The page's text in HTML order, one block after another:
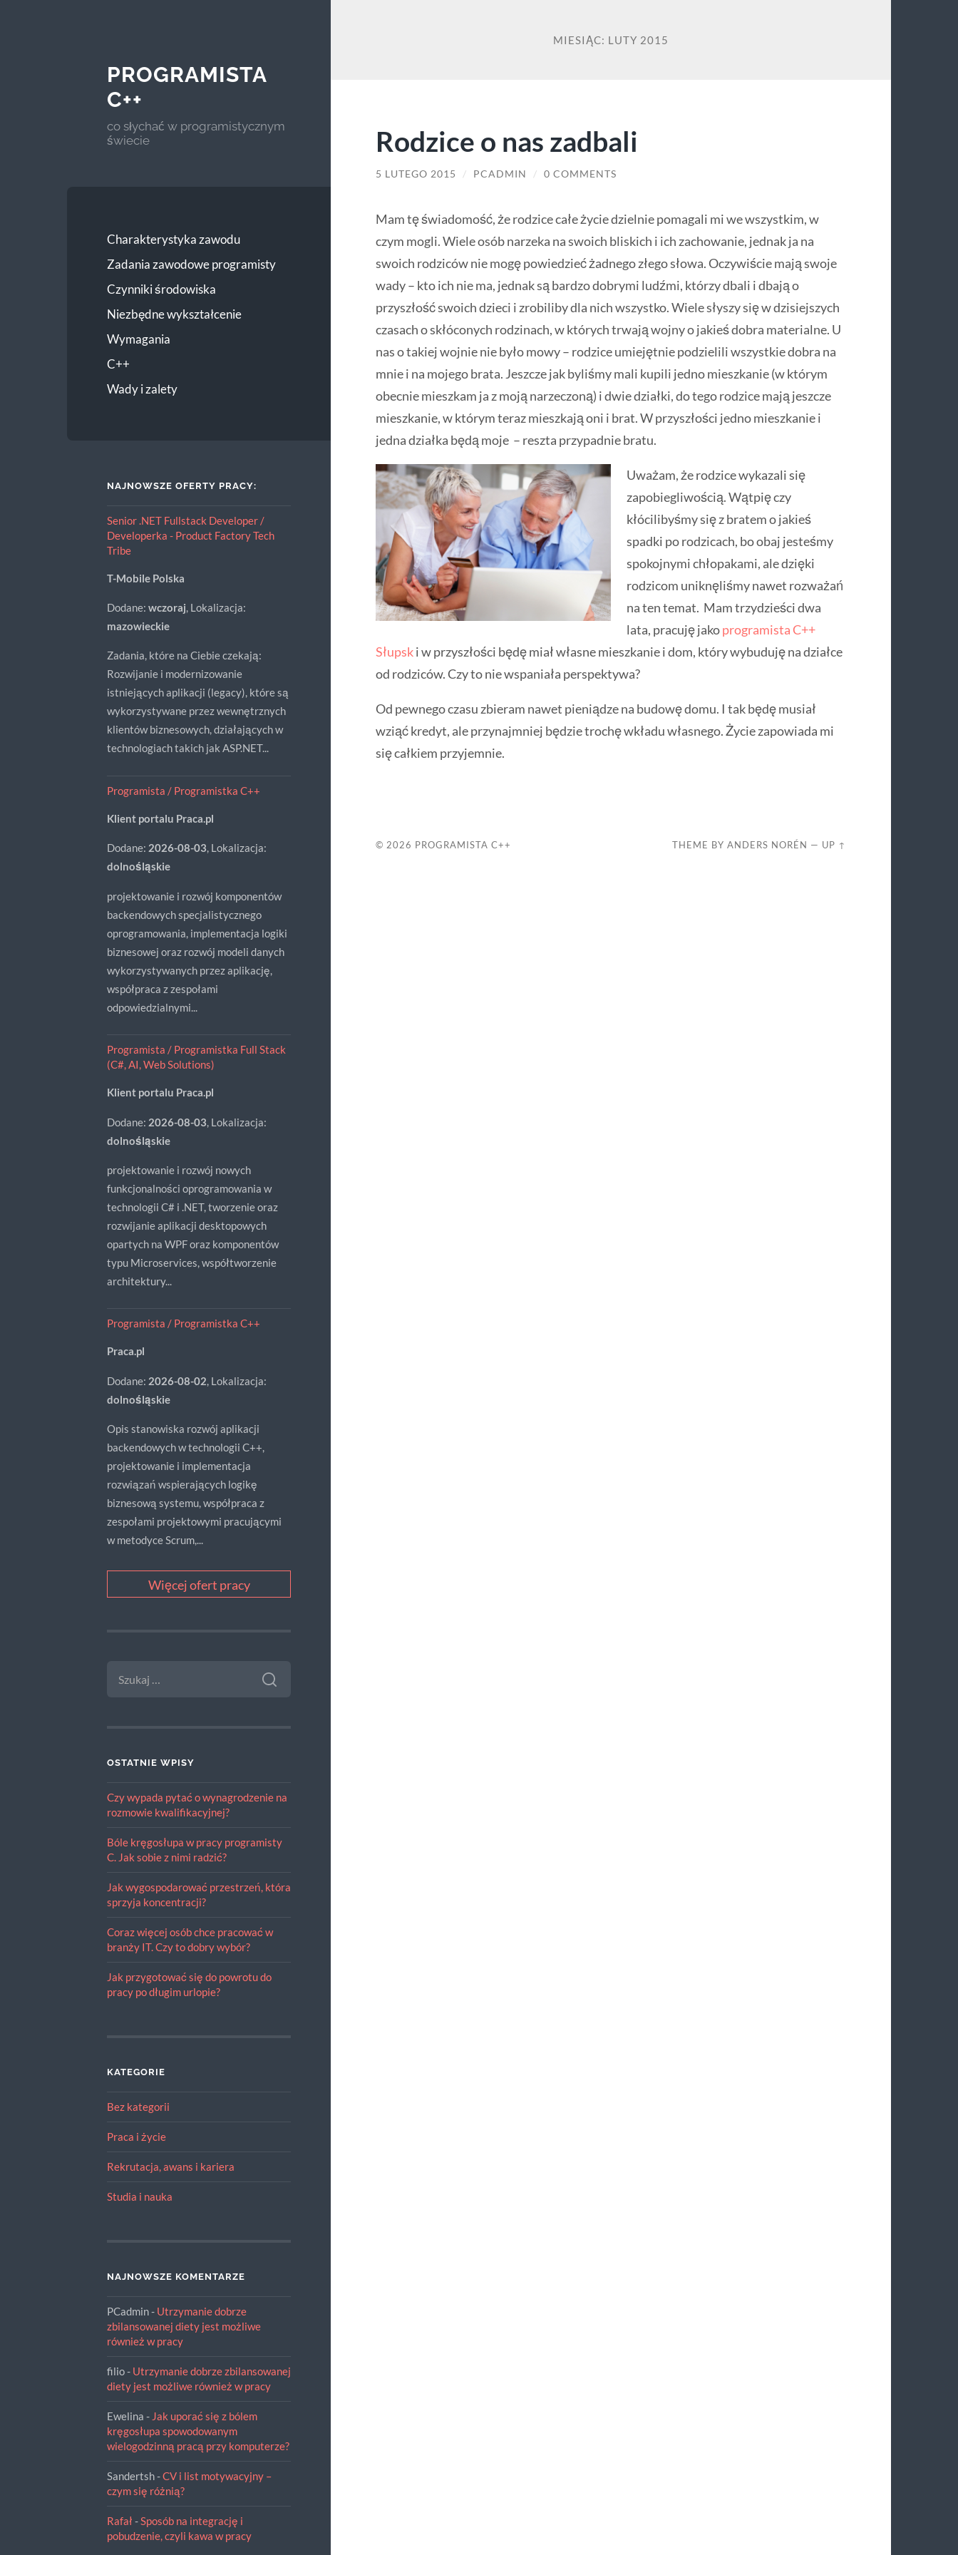
PROGRAMISTA
C++
co słychać w programistycznym
świecie
Charakterystyka zawodu
Zadania zawodowe programisty
Czynniki środowiska
Niezbędne wykształcenie
Wymagania
C++
Wady i zalety
NAJNOWSZE OFERTY PRACY:
Senior .NET Fullstack Developer /
Developerka - Product Factory Tech
Tribe
T-Mobile Polska
Dodane: wczoraj, Lokalizacja:
mazowieckie
Zadania, które na Ciebie czekają:
Rozwijanie i modernizowanie
istniejących aplikacji (legacy), które są
wykorzystywane przez wewnętrznych
klientów biznesowych, działających w
technologiach takich jak ASP.NET...
Programista / Programistka C++
Klient portalu Praca.pl
Dodane: 2026-08-03, Lokalizacja:
dolnośląskie
projektowanie i rozwój komponentów
backendowych specjalistycznego
oprogramowania, implementacja logiki
biznesowej oraz rozwój modeli danych
wykorzystywanych przez aplikację,
współpraca z zespołami
odpowiedzialnymi...
Programista / Programistka Full Stack
(C#, AI, Web Solutions)
Klient portalu Praca.pl
Dodane: 2026-08-03 , Lokalizacja:
dolnośląskie
projektowanie i rozwój nowych
funkcjonalności oprogramowania w
technologii C# i .NET, tworzenie oraz
rozwijanie aplikacji desktopowych
opartych na WPF oraz komponentów
typu Microservices, współtworzenie
architektury...
Programista / Programistka C++
Praca.pl
Dodane: 2026-08-02, Lokalizacja:
dolnośląskie
Opis stanowiska rozwój aplikacji
backendowych w technologii C++,
projektowanie i implementacja
rozwiązań wspierających logikę
biznesową systemu, współpraca z
zespołami projektowymi pracującymi
w metodyce Scrum,...
Więcej ofert pracy
OSTATNIE WPISY
Czy wypada pytać o wynagrodzenie na
rozmowie kwalifikacyjnej?
Bóle kręgosłupa w pracy programisty
C. Jak sobie z nimi radzić?
Jak wygospodarować przestrzeń, która
sprzyja koncentracji?
Coraz więcej osób chce pracować w
branży IT. Czy to dobry wybór?
Jak przygotować się do powrotu do
pracy po długim urlopie?
KATEGORIE
Bez kategorii
Praca i życie
Rekrutacja, awans i kariera
Studia i nauka
NAJNOWSZE KOMENTARZE
PCadmin- Utrzymanie dobrze
zbilansowanej diety jest możliwe
również w pracy
filio- Utrzymanie dobrze zbilansowanej
diety jest możliwe również w pracy
Ewelina - Jak uporać się z bólem
kręgosłupa spowodowanym
wielogodzinną pracą przy komputerze?
Sandertsh-CV i list motywacyjny –
czym się różnią?
Rafał -Sposób na integrację i
pobudzenie, czyli kawa w pracy
MIESIĄC: LUTY 2015
Rodzice o nas zadbali
5 LUTEGO 2015 / PCADMIN / 0 COMMENTS
Mam tę świadomość, że rodzice całe życie dzielnie pomagali mi we wszystkim, w
czym mogli. Wiele osób narzeka na swoich bliskich i ich zachowanie, jednak ja na
swoich rodziców nie mogę powiedzieć żadnego złego słowa. Oczywiście mają swoje
wady – kto ich nie ma, jednak są bardzo dobrymi ludźmi, którzy dbali i dbają o
przyszłość swoich dzieci i zrobiliby dla nich wszystko. Wiele słyszy się w dzisiejszych
czasach o skłóconych rodzinach, w których trwają wojny o jakieś dobra materialne. U
nas o takiej wojnie nie było mowy – rodzice umiejętnie podzielili wszystkie dobra na
mnie i na mojego brata. Jeszcze jak byliśmy mali kupili jedno mieszkanie (w którym
obecnie mieszkam ja z moją narzeczoną) i dwie działki, do tego rodzice mają jeszcze
mieszkanie, w którym teraz mieszkają oni i brat. W przyszłości jedno mieszkanie i
jedna działka będą moje – reszta przypadnie bratu.
Uważam, że rodzice wykazali się
zapobiegliwością. Wątpię czy
kłócilibyśmy się z bratem o jakieś
spadki po rodzicach, bo obaj jesteśmy
spokojnymi chłopakami, ale dzięki
rodzicom uniknęliśmy nawet rozważań
na ten temat. Mam trzydzieści dwa
lata, pracuję jakoprogramista C++
Słupski w przyszłości będę miał własne mieszkanie i dom, który wybuduję na działce
od rodziców. Czy to nie wspaniała perspektywa?
Od pewnego czasu zbieram nawet pieniądze na budowę domu. I tak będę musiał
wziąć kredyt, ale przynajmniej będzie trochę wkładu własnego. Życie zapowiada mi
się całkiem przyjemnie.
© 2026 PROGRAMISTA C++ THEME BYANDERS NORÉN — UP ↑